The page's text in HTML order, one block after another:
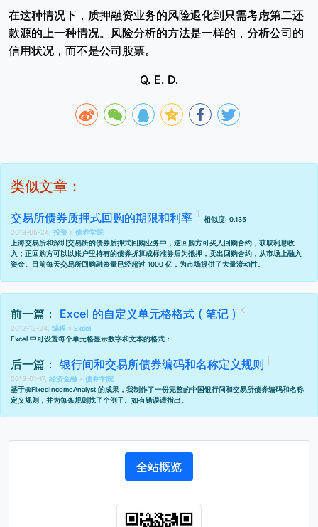
在这种情况下，质押融资业务的风险退化到只需考虑第二还
款源的上一种情况。风险分析的方法是一样的，分析公司的
信用状况，而不是公司股票。
Q. E. D.
类似文章：
交易所债券质押式回购的期限和利率
相似度: 0.135
2013-05-24, 投资 » 债券学院
上海交易所和深圳交易所的债券质押式回购业务中，逆回购方可买入回购合约，获取利息收
入；正回购方可以以账户里持有的债券折算成标准券后为抵押，卖出回购合约，从市场上融入
资金。目前每天交易所回购融资量已经超过 1000 亿，为市场提供了大量流动性。
前一篇： Excel 的自定义单元格格式 ( 笔记 )
2012-12-24, 编程 » Excel
Excel 中可设置每个单元格显示数字和文本的格式：
后一篇： 银行间和交易所债券编码和名称定义规则
2013-01-17, 经济金融 » 债券学院
基于@FixedIncomeAnalyst 的成果 ，我制作了一份完整的中国银行间和交易所债券编码和名称
定义规则，并为每条规则找了个例子。如有错误请指出。
全站概览